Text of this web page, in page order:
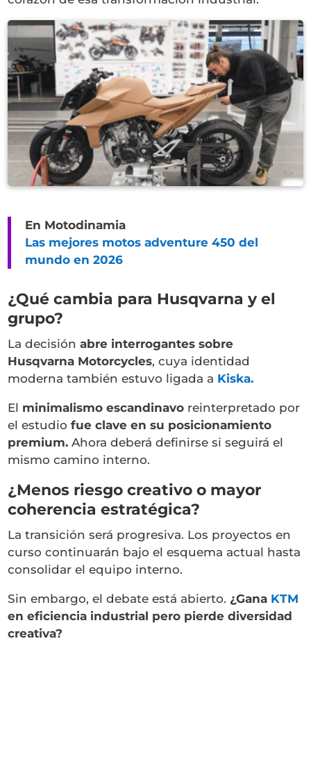
En Motodinamia
Las mejores motos adventure 450 del
mundo en 2026
¿Qué cambia para Husqvarna y el
grupo?
La decisiónabre interrogantes sobre
Husqvarna Motorcycles, cuya identidad
moderna también estuvo ligada a Kiska.
El minimalismo escandinavo reinterpretado por
el estudiofue clave en su posicionamiento
premium. Ahora deberá definirse si seguirá el
mismo camino interno.
¿Menos riesgo creativo o mayor
coherencia estratégica?
La transición será progresiva. Los proyectos en
curso continuarán bajo el esquema actual hasta
consolidar el equipo interno.
Sin embargo, el debate está abierto. ¿Gana KTM
en eficiencia industrial pero pierde diversidad
creativa?